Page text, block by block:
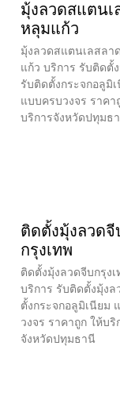
มุ้งลวดสแตนเ
หลุมแก้ว
มุ้งลวดสแตนเลสลา
แก้ว บริการ รับติดตั้
รับติดตั้งกระจกอลูมิ
แบบครบวงจร ราคา
บริการจังหวัดปทุมธ
ติดตั้งมุ้งลวดจี
กรุงเทพ
ติดตั้งมุ้งลวดจีบกรุงเ
บริการ รับติดตั้งมุ้งล
ตั้งกระจกอลูมิเนียม
วงจร ราคาถูก ให้บริ
จังหวัดปทุมธานี